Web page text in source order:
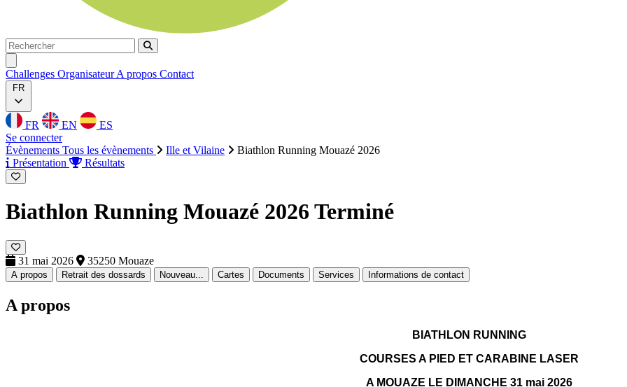
Rechercher
Rechercher
Challenges OrganisateurA propos Contact
FR
FR EN
ES
Se connecter
Évènements Tous les évènements Ille et Vilaine
Biathlon Running Mouazé 2026
Présentation
Résultats
Biathlon Running Mouazé 2026 Terminé
31 mai 2026 35250 Mouaze
A propos Retrait des dossards Nouveau... Cartes Documents Services Informations de contact
A propos
BIATHLON RUNNING
COURSES A PIED ET CARABINE LASER
A MOUAZE LE DIMANCHE 31 mai 2026